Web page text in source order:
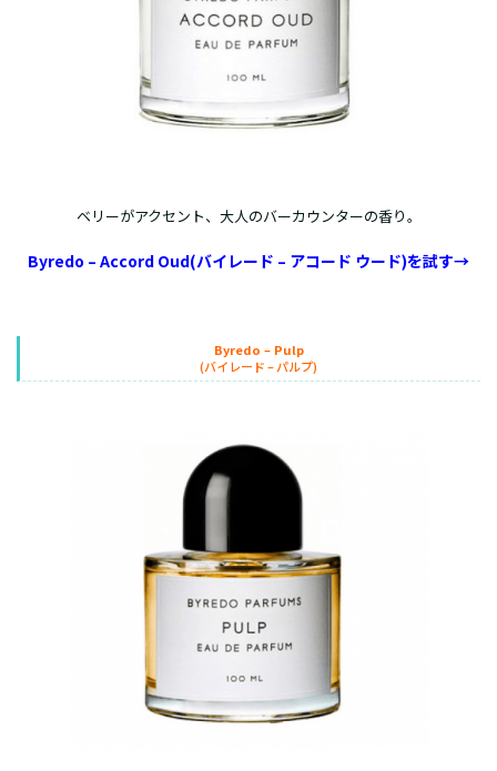
ベリーがアクセント、大人のバーカウンターの香り。
Byredo – Accord Oud(バイレード – アコード ウード)を試す→
Byredo – Pulp
(バイレード – パルプ)